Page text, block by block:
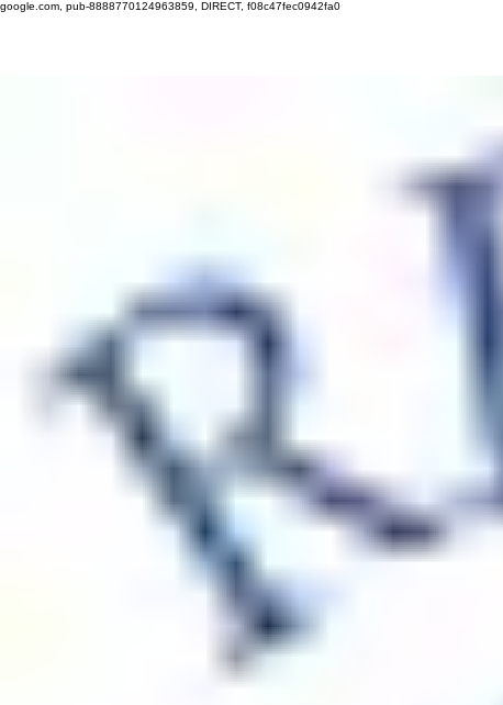
google.com, pub-8888770124963859, DIRECT, f08c47fec0942fa0